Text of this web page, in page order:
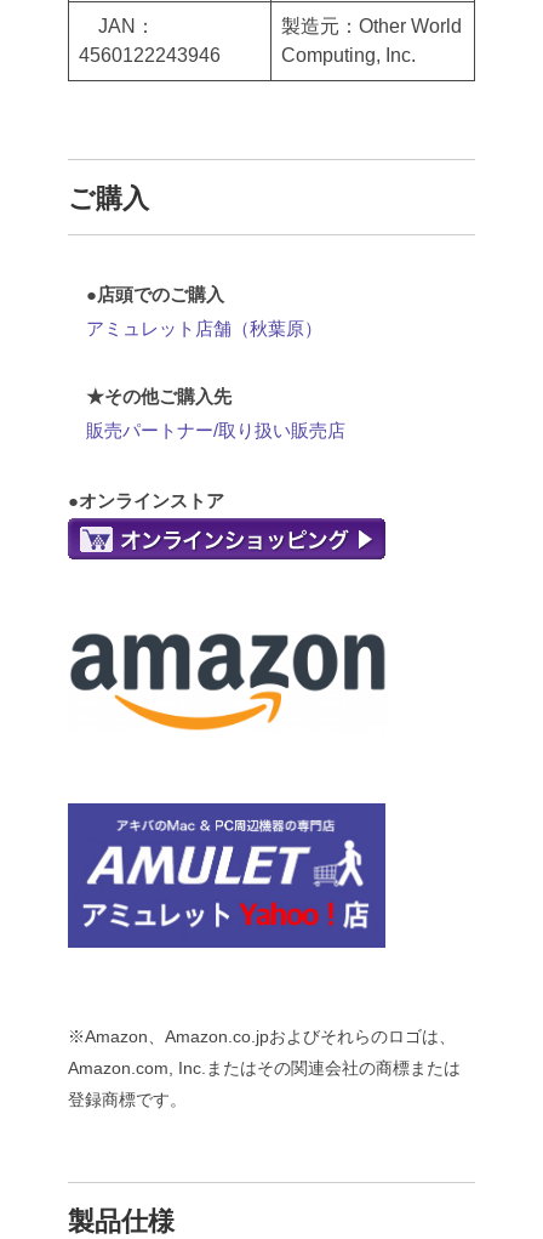
JAN：
4560122243946
製造元：Other World
Computing, Inc.
ご購入
●店頭でのご購入
アミュレット店舗（秋葉原）
★その他ご購入先
販売パートナー/取り扱い販売店
●オンラインストア
※Amazon、Amazon.co.jpおよびそれらのロゴは、
Amazon.com, Inc.またはその関連会社の商標または
登録商標です。
製品仕様